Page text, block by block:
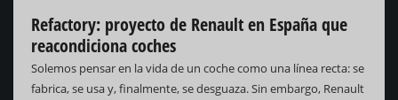
Refactory: proyecto de Renault en España que
reacondiciona coches
Solemos pensar en la vida de un coche como una línea recta: se
fabrica, se usa y, finalmente, se desguaza. Sin embargo, Renault